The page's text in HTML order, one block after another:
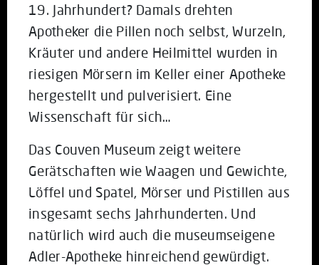
19. Jahrhundert? Damals drehten
Apotheker die Pillen noch selbst, Wurzeln,
Kräuter und andere Heilmittel wurden in
riesigen Mörsern im Keller einer Apotheke
hergestellt und pulverisiert. Eine
Wissenschaft für sich…
Das Couven Museum zeigt weitere
Gerätschaften wie Waagen und Gewichte,
Löffel und Spatel, Mörser und Pistillen aus
insgesamt sechs Jahrhunderten. Und
natürlich wird auch die museumseigene
Adler-Apotheke hinreichend gewürdigt.